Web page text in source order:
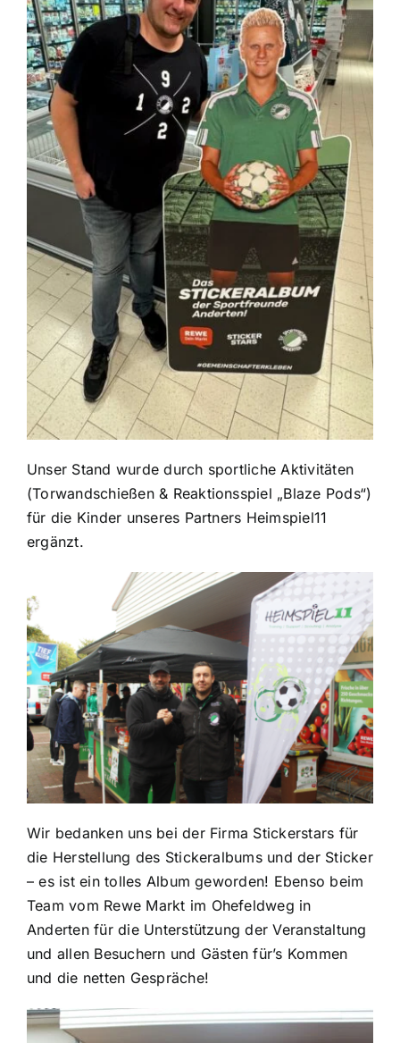
Unser Stand wurde durch sportliche Aktivitäten
(Torwandschießen & Reaktionsspiel „Blaze Pods“)
für die Kinder unseres Partners Heimspiel11
ergänzt.
Wir bedanken uns bei der Firma Stickerstars für
die Herstellung des Stickeralbums und der Sticker
– es ist ein tolles Album geworden! Ebenso beim
Team vom Rewe Markt im Ohefeldweg in
Anderten für die Unterstützung der Veranstaltung
und allen Besuchern und Gästen für’s Kommen
und die netten Gespräche!